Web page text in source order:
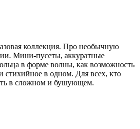
коллекция. Про необычную
Мини-пусеты, аккуратные
в форме волны, как возможность
стихийное в одном. Для всех, кто
в сложном и бушующем.